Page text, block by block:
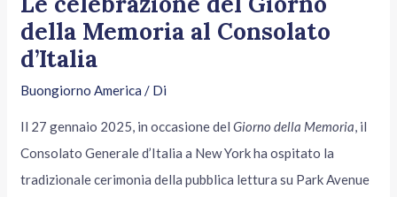
della Memoria al Consolato
d’Italia
Buongiorno America / Di
Il 27 gennaio 2025, in occasione delGiorno della Memoria, il
Consolato Generale d’Italia a New York ha ospitato la
tradizionale cerimonia della pubblica lettura su Park Avenue